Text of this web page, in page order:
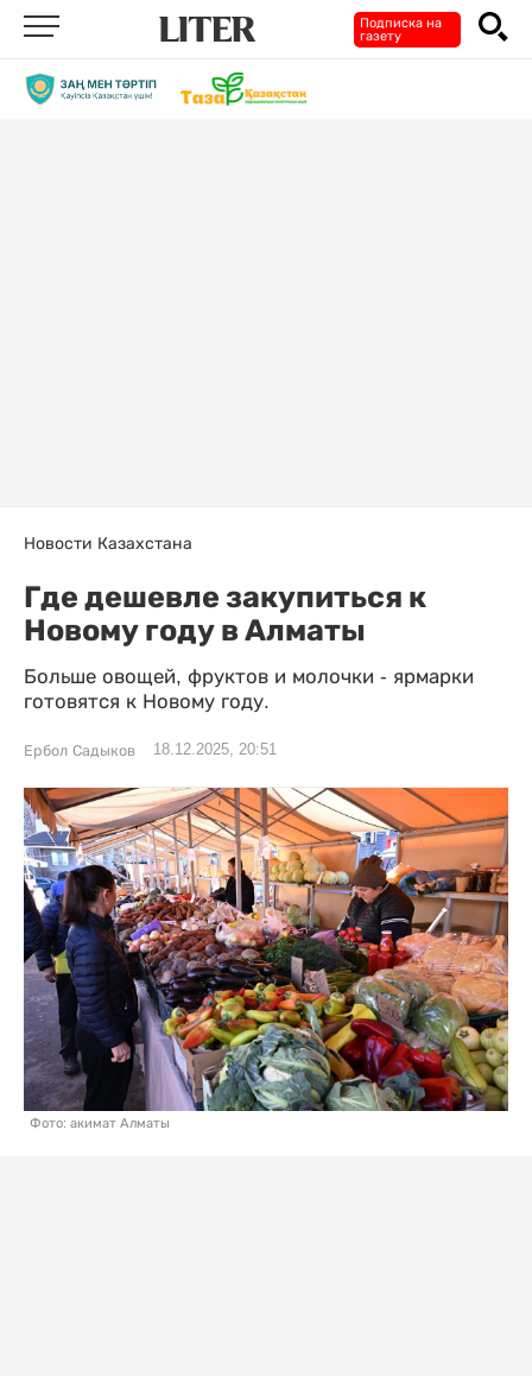
Подписка на
газету
Новости Казахстана
Где дешевле закупиться к
Новому году в Алматы
Больше овощей, фруктов и молочки - ярмарки
готовятся к Новому году.
Ербол Садыков 18.12.2025, 20:51
Фото: акимат Алматы